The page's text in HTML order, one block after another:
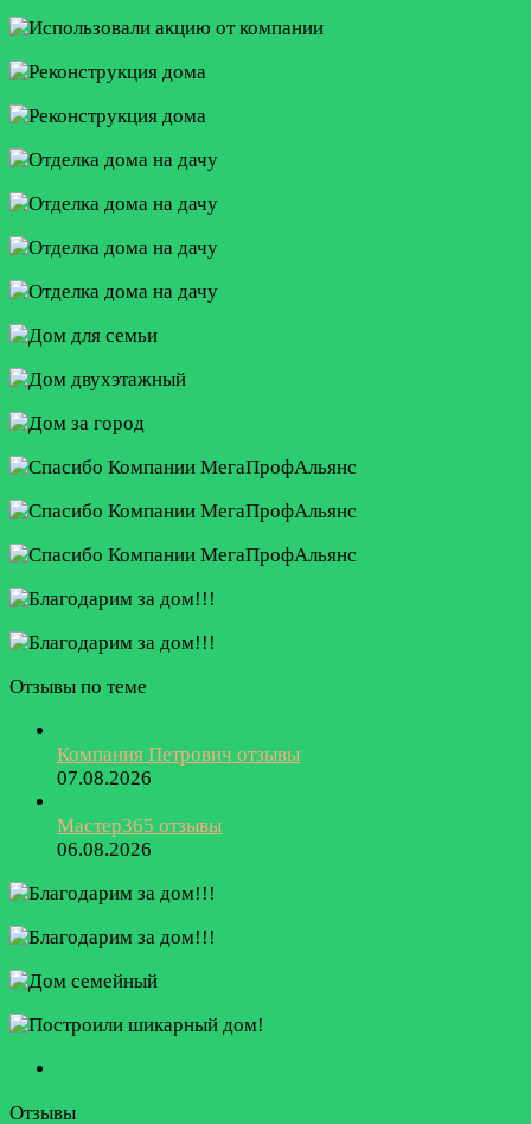
Отзывы по теме
Компания Петрович отзывы
07.08.2026
Мастер365 отзывы
06.08.2026
Отзывы